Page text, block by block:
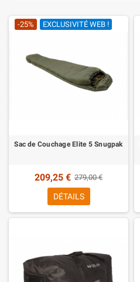
-25% EXCLUSIVITÉ WEB !
Sac de Couchage Elite 5 Snugpak
209,25 € 279,00 €
DÉTAILS